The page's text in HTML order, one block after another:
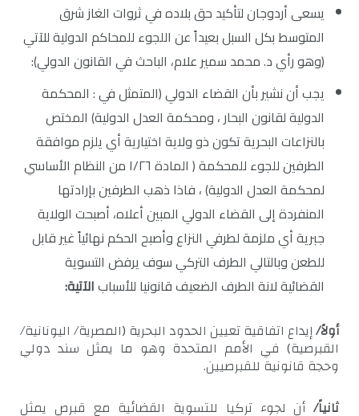
يسعى أردوجان لتأكيد حق بلاده في ثروات الغاز شرق
المتوسط بكل السبل بعيداً عن اللجوء للمحاكم الدولية للآتي
(وهو رأي د. محمد سمير علام، الباحث في القانون الدولي):
يجب أن نشير بأن القضاء الدولي (المتمثل في : المحكمة
الدولية لقانون البحار ، ومحكمة العدل الدولية) المختص
بالنزاعات البحرية تكون ذو ولاية اختيارية أي يلزم موافقة
الطرفين للجوء للمحكمة ( المادة ١/٢٦ من النظام الأساسي
لمحكمة العدل الدولية) ، فاذا ذهب الطرفين بإرادتها
المنفردة إلى القضاء الدولي المبين أعلاه، أصبحت الولاية
جبرية أي ملزمة لطرفي النزاع وأصبح الحكم نهائياً غير قابل
للطعن وبالتالي الطرف التركي سوف يرفض التسوية
القضائية لانة الطرف الضعيف قانونيا للأسبابالآتية:
أولاً/إيداع اتفاقية تعيين الحدود البحرية (المصرية/ اليونانية/
القبرصية) في الأمم المتحدة وهو ما يمثل سند دولي
وحجة قانونية للقبرصيين.
ثانياً/ أن لجوء تركيا للتسوية القضائية مع قبرص يمثل